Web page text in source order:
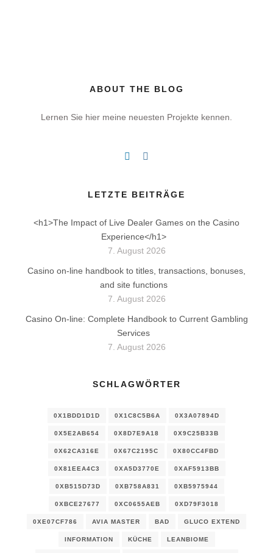
ABOUT THE BLOG
Lernen Sie hier meine neuesten Projekte kennen.
LETZTE BEITRÄGE
<h1>The Impact of Live Dealer Games on the Casino
Experience</h1>
7. August 2026
Casino on-line handbook to titles, transactions, bonuses,
and site functions
7. August 2026
Casino On-line: Complete Handbook to Current Gambling
Services
7. August 2026
SCHLAGWÖRTER
0X1BDD1D1D 0X1C8C5B6A 0X3A07894D
0X5E2AB654 0X8D7E9A18 0X9C25B33B
0X62CA316E 0X67C2195C 0X80CC4FBD
0X81EEA4C3 0XA5D3770E 0XAF5913BB
0XB515D73D 0XB758A831 0XB5975944
0XBCE27677 0XC0655AEB 0XD79F3018
0XE07CF786 AVIA MASTER BAD GLUCO EXTEND
INFORMATION KÜCHE LEANBIOME